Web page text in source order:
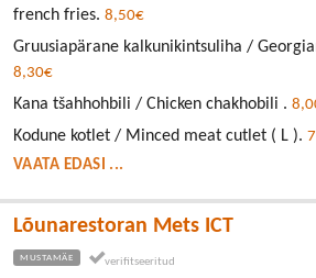
french fries. 8,50€
Gruusiapärane kalkunikintsuliha /
8,30€
Kana tšahhohbili / Chicken chakhobili .
Kodune kotlet / Minced meat cutlet ( L ).
VAATA EDASI ...
Lõunarestoran Mets ICT
MUSTAMÄE